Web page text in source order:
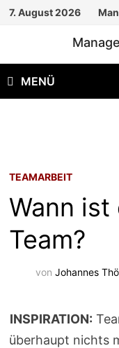
Zum
7. August 2026
MENÜ
TEAMARBEIT
Wann ist
Team?
vonJohannes
INSPIRATION:
überhaupt nichts